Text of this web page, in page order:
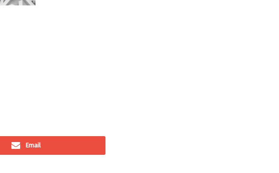
Email